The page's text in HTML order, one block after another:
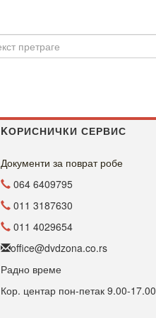
KОРИСНИЧКИ СЕРВИС
Документи за поврат робе
064 6409795
011 3187630
011 4029654
office@dvdzona.co.rs
Радно време
Кор. центар пон-петак 9.00-17.00